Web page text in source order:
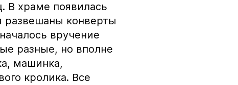
В храме появилась
развешаны конверты
вручение
разные, но вполне
машинка,
кролика. Все